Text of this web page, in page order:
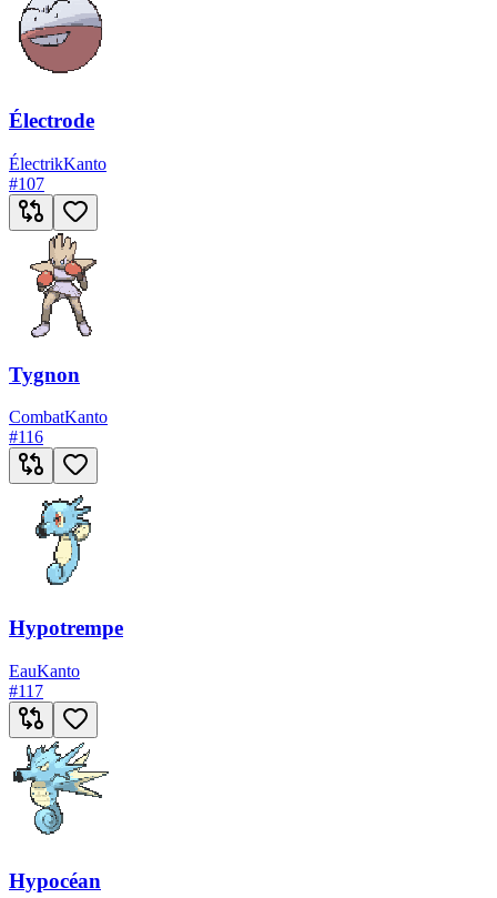
Électrode
ÉlectrikKanto
#107
Tygnon
CombatKanto
#116
Hypotrempe
EauKanto
#117
Hypocéan